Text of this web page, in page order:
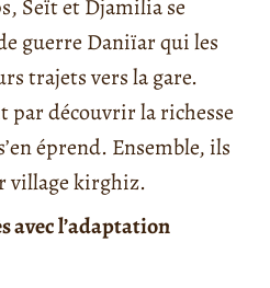
Seït et Djamilia se
guerre Daniïar qui les
trajets vers la gare.
découvrir la richesse
éprend. Ensemble, ils
village kirghiz.
avec l’adaptation